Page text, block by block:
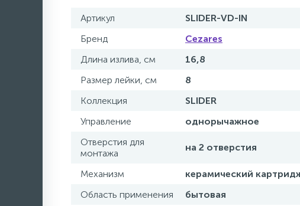
Артикул
SLIDER-VD-IN
Бренд
Cezares
Длина излива, см
16,8
Размер лейки, см
8
Коллекция
SLIDER
Управление
однорычажное
Отверстия для
монтажа
на 2 отверстия
Механизм
керамический
Область применения
бытовая